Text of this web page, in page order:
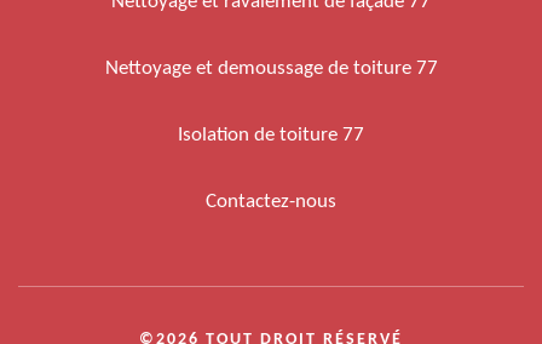
Nettoyage et demoussage de toiture 77
Isolation de toiture 77
Contactez-nous
©2026 TOUT DROIT RÉSERVÉ